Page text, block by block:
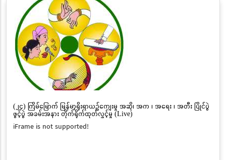
(၂၄) ကြိမ်မြောက် မြန်မာ့ရိုးရာယဉ်ကျေးမှု အဆို၊ အက ၊ အရေး ၊ အတီး ပြိုင်ပွဲ
ဖွင့်ပွဲ အခမ်းအနား တိုက်ရိုက်ထုတ်လွှင့်မှု (Live)
iFrame is not supported!